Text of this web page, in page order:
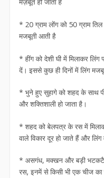
मज़बूत हो जाता है
* 20 ग्राम लोंग को 50 ग्राम
मजबूती आती है
* हींग को देशी घी में मिलाकर
दें। इससे कुछ ही दिनों में लिंग
* भुने हुए सुहागे को शहद के साथ
और शक्तिशाली हो जाता है।
* शहद को बेलपत्र के रस में
वाले विकार दूर हो जाते हैं और
* असगंध, मक्खन और बड़ी
रस, इनमें से किसी भी एक चीज